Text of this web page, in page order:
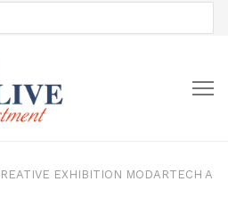
EXHIBITION MODARTECH AL